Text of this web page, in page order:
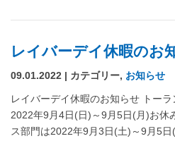
レイバーデイ休暇のお
09.01.2022 | カテゴリー, お知らせ
レイバーデイ休暇のお知らせ トー
2022年9月4日(日)～9月5日(月)お休
ス部門は2022年9月3日(土)～9月5